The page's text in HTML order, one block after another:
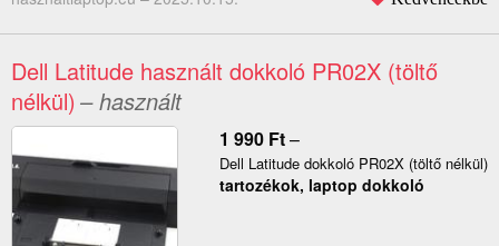
Dell Latitude használt dokkoló PR02X (töltő
nélkül) – használt
1 990 Ft–
Dell Latitude dokkoló PR02X (töltő nélkül)
tartozékok, laptop dokkoló